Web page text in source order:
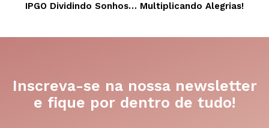
IPGO Dividindo Sonhos… Multiplicando Alegrias!
Inscreva-se na nossa newsletter
e fique por dentro de tudo!